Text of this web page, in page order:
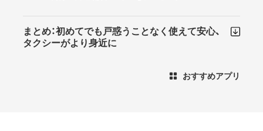
まとめ：初めてでも戸惑うことなく使えて安心、
タクシーがより身近に
おすすめアプリ